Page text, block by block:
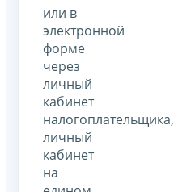
или в
электронной
форме
через
личный
кабинет
налогоплательщика,
личный
кабинет
на